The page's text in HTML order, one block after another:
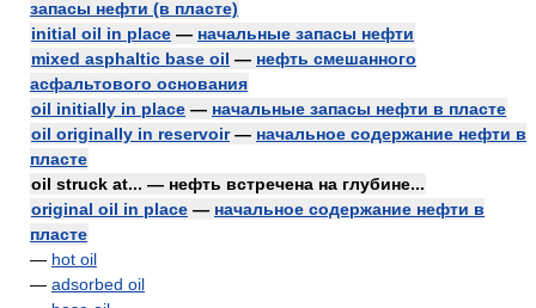
запасы нефти (в пласте)
initial oil in place — начальные запасы нефти
mixed asphaltic base oil — нефть смешанного
асфальтового основания
oil initially in place — начальные запасы нефти в пласте
oil originally in reservoir— начальное содержание нефти в
пласте
oil struck at... — нефть встречена на глубине...
original oil in place — начальное содержание нефти в
пласте
— hot oil
— adsorbed oil